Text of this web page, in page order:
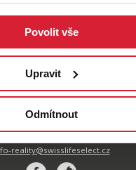
Povolit vše
Upravit
Odmítnout
VYHLEDÁVÁNÍ
reality@swisslifeselect.cz